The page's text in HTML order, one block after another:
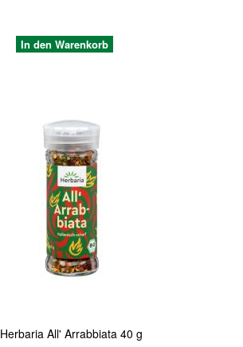
In den Warenkorb
Herbaria All' Arrabbiata 40 g